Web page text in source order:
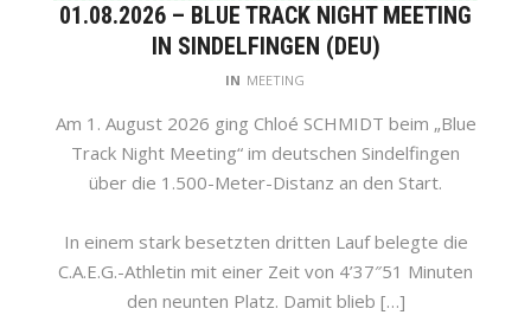
01.08.2026 – BLUE TRACK NIGHT MEETING
IN SINDELFINGEN (DEU)
IN MEETING
Am 1. August 2026 ging Chloé SCHMIDT beim „Blue
Track Night Meeting“ im deutschen Sindelfingen
über die 1.500-Meter-Distanz an den Start.
In einem stark besetzten dritten Lauf belegte die
C.A.E.G.-Athletin mit einer Zeit von 4’37″51 Minuten
den neunten Platz. Damit blieb […]